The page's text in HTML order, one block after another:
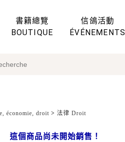
書籍總覽
BOUTIQUE
信鴿活動
ÉVÉNEMENTS
économie, droit > 法律 Droit
這個商品尚未開始銷售！